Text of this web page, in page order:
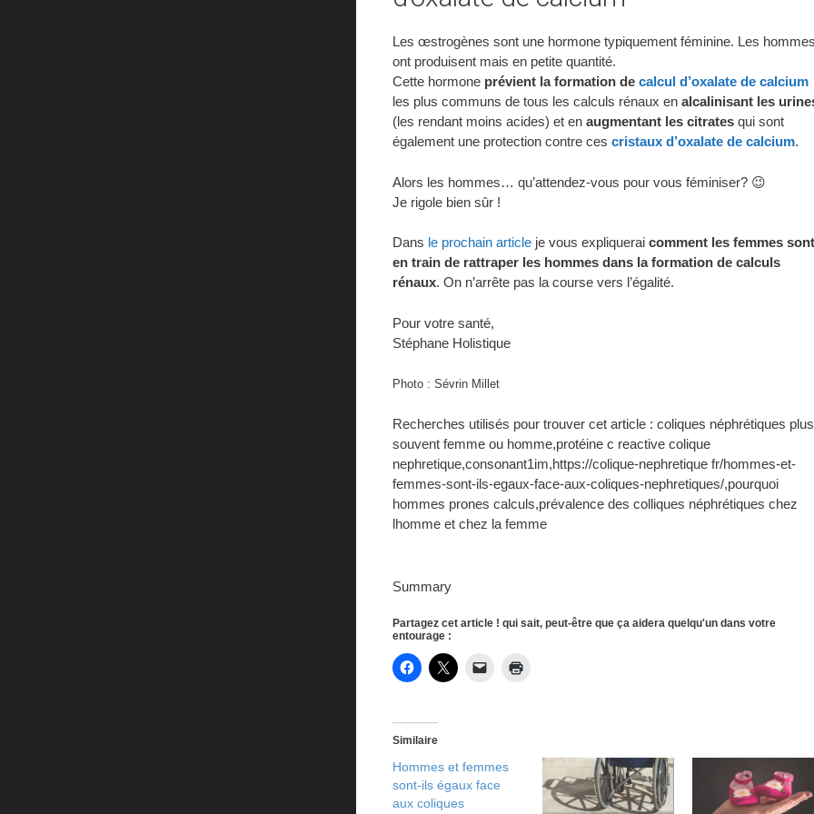
Les œstrogènes sont une hormone typiquement féminine. Les hommes
ont produisent mais en petite quantité.
Cette hormone prévient la formation de calcul d’oxalate de calcium
les plus communs de tous les calculs rénaux en alcalinisant les
(les rendant moins acides) et en augmentant les citrates qui sont
également une protection contre ces cristaux d’oxalate de calcium.
Alors les hommes… qu’attendez-vous pour vous féminiser? 😉
Je rigole bien sûr !
Dans le prochain article je vous expliquerai comment les femmes sont
en train de rattraper les hommes dans la formation de calculs
rénaux. On n’arrête pas la course vers l’égalité.
Pour votre santé,
Stéphane Holistique
Photo : Sévrin Millet
Recherches utilisés pour trouver cet article : coliques néphrétiques plus
souvent femme ou homme,protéine c reactive colique
nephretique,consonant1im,https://colique-nephretique fr/hommes-et-
femmes-sont-ils-egaux-face-aux-coliques-nephretiques/,pourquoi
hommes prones calculs,prévalence des colliques néphrétiques chez
lhomme et chez la femme
Summary
Partagez cet article ! qui sait, peut-être que ça aidera quelqu'un dans votre
entourage :
Similaire
Hommes et femmes
sont-ils égaux face
aux coliques